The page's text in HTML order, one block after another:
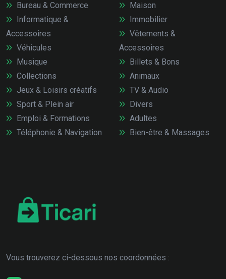
Bureau & Commerce
Informatique &
Accessoires
Véhicules
Maison
Immobilier
Vêtements &
Accessoires
Musique
Collections
Jeux & Loisirs créatifs
Sport & Plein air
Emploi & Formations
Téléphonie & Navigation
Billets & Bons
Animaux
TV & Audio
Divers
Adultes
Bien-être & Massages
Vous trouverez ci-dessous nos coordonnées :